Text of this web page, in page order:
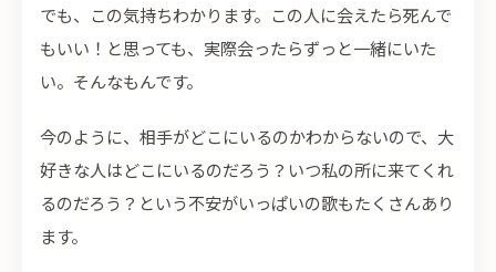
でも、この気持ちわかります。この人に会えたら死んで
もいい！と思っても、実際会ったらずっと一緒にいた
い。そんなもんです。
今のように、相手がどこにいるのかわからないので、大
好きな人はどこにいるのだろう？いつ私の所に来てくれ
るのだろう？という不安がいっぱいの歌もたくさんあり
ます。